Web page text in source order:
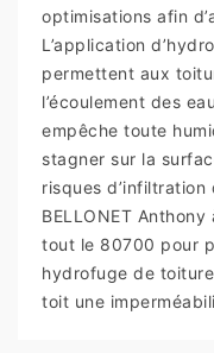
optimisations afin
L’application
permettent aux
l’écoulement des
empêche toute
stagner sur la
risques d’infiltration
BELLONET
tout le 80700 pour
hydrofuge de
toit une